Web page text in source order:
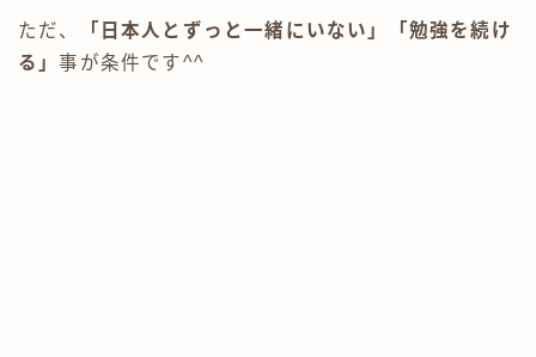
ただ、
「日本人とずっと一緒にいない」「勉強を続け
る」事が条件です^^